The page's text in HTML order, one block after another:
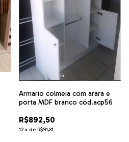
Armario colmeia com arara e
porta MDF branco cód.acp56
R$892,50
12 x de R$91,81